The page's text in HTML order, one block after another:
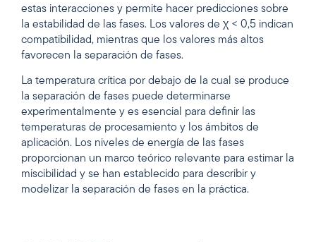
estas interacciones y permite hacer predicciones sobre
la estabilidad de las fases. Los valores de χ < 0,5 indican
compatibilidad, mientras que los valores más altos
favorecen la separación de fases.
La temperatura crítica por debajo de la cual se produce
la separación de fases puede determinarse
experimentalmente y es esencial para definir las
temperaturas de procesamiento y los ámbitos de
aplicación. Los niveles de energía de las fases
proporcionan un marco teórico relevante para estimar la
miscibilidad y se han establecido para describir y
modelizar la separación de fases en la práctica.